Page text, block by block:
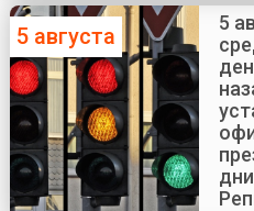
5 августа
5